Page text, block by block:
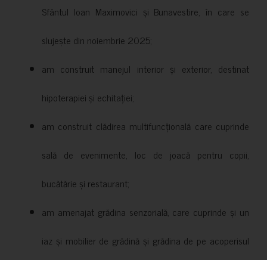
Sfântul Ioan Maximovici și Bunavestire, în care se
slujește din noiembrie 2025;
am construit manejul interior și exterior, destinat
hipoterapiei și echitației;
am construit clădirea multifuncțională care cuprinde
sală de evenimente, loc de joacă pentru copii,
bucătărie și restaurant;
am amenajat grădina senzorială, care cuprinde și un
iaz și mobilier de grădină și grădina de pe acoperisul